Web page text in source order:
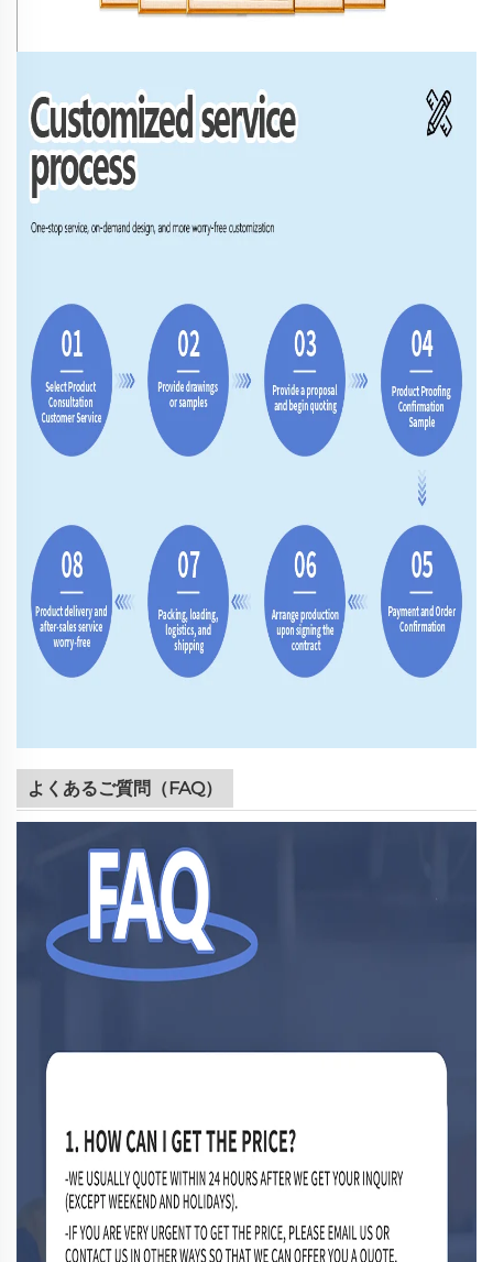
よくあるご質問（FAQ）